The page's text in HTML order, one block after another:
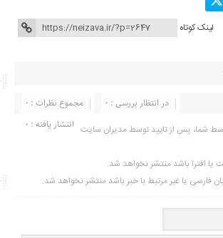
لینک کوتاه
مجموع نظرات : 0
در انتظار بررسی : 0
انتشار یافته : ۰ شما، پس از تایید توسط مدیران سایت
یا افترا باشد منتشر نخواهد شد.
فارسی یا غیر مرتبط با خبر باشد منتشر نخواهد شد.